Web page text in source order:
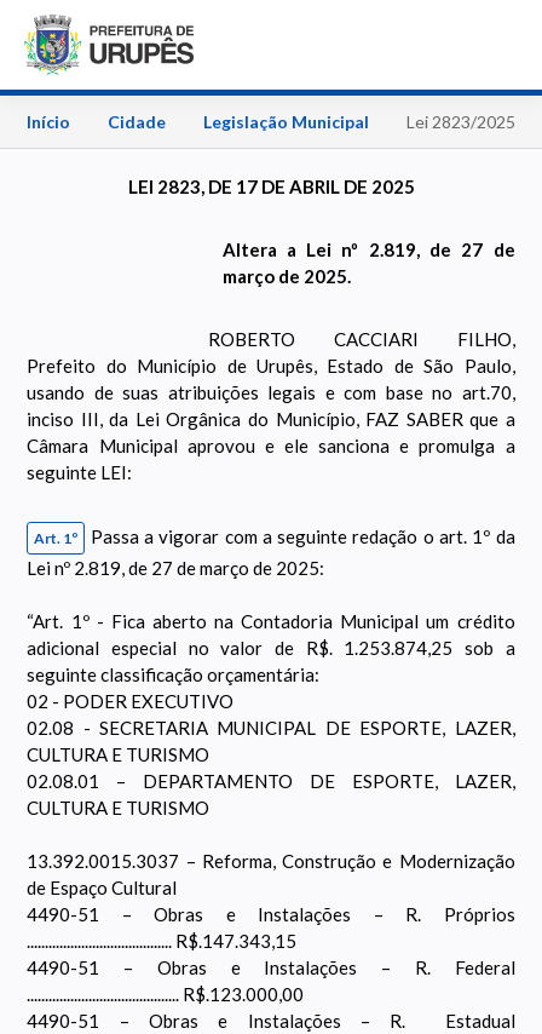
Início Cidade Legislação Municipal Lei 2823/2025
LEI 2823, DE 17 DE ABRIL DE 2025
Altera a Lei nº 2.819, de 27 de
março de 2025.
ROBERTO CACCIARI FILHO,
Prefeito do Município de Urupês, Estado de São Paulo,
usando de suas atribuições legais e com base no art.70,
inciso III, da Lei Orgânica do Município, FAZ SABER que a
Câmara Municipal aprovou e ele sanciona e promulga a
seguinte LEI:
Art. 1º
Passa a vigorar com a seguinte redação o art. 1º da
Lei nº 2.819, de 27 de março de 2025:
“Art. 1º - Fica aberto na Contadoria Municipal um crédito
adicional especial no valor de R$. 1.253.874,25 sob a
seguinte classificação orçamentária:
02 - PODER EXECUTIVO
02.08 - SECRETARIA MUNICIPAL DE ESPORTE, LAZER,
CULTURA E TURISMO
02.08.01 – DEPARTAMENTO DE ESPORTE, LAZER,
CULTURA E TURISMO
13.392.0015.3037 – Reforma, Construção e Modernização
de Espaço Cultural
4490-51 – Obras e Instalações – R. Próprios
........................................ R$.147.343,15
4490-51 – Obras e Instalações – R. Federal
.......................................... R$.123.000,00
4490-51 – Obras e Instalações – R. Estadual